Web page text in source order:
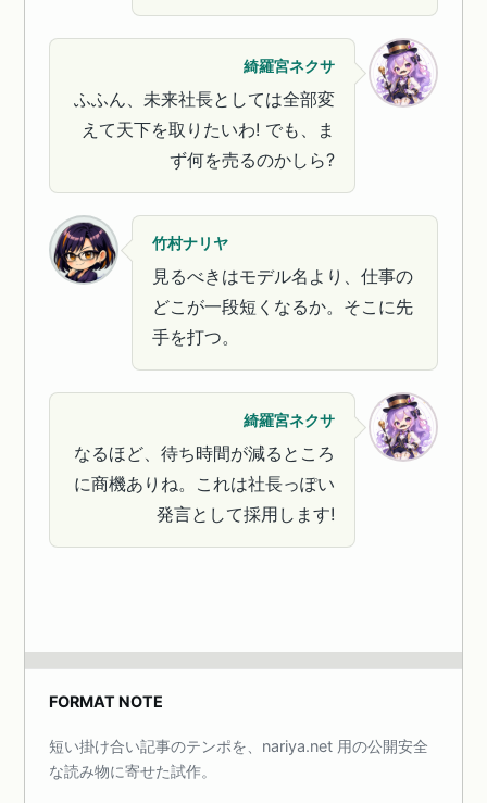
綺羅宮ネクサ
ふふん、未来社長としては全部変
えて天下を取りたいわ! でも、ま
ず何を売るのかしら?
竹村ナリヤ
見るべきはモデル名より、仕事の
どこが一段短くなるか。そこに先
手を打つ。
綺羅宮ネクサ
なるほど、待ち時間が減るところ
に商機ありね。これは社長っぽい
発言として採用します!
FORMAT NOTE
短い掛け合い記事のテンポを、nariya.net 用の公開安全
な読み物に寄せた試作。